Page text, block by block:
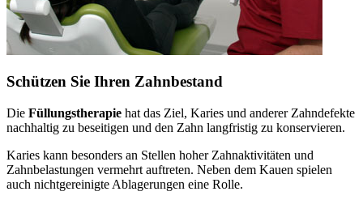
Schützen Sie Ihren Zahnbestand
Die Füllungstherapie hat das Ziel, Karies und anderer Zahndefekte
nachhaltig zu beseitigen und den Zahn langfristig zu konservieren.
Karies kann besonders an Stellen hoher Zahnaktivitäten und
Zahnbelastungen vermehrt auftreten. Neben dem Kauen spielen
auch nichtgereinigte Ablagerungen eine Rolle.